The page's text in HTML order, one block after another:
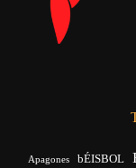
Apagones bÉISBOL